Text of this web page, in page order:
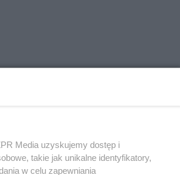
rad
oddech w
Media uzyskujemy dostęp i
takie jak unikalne identyfikatory,
w celu zapewniania